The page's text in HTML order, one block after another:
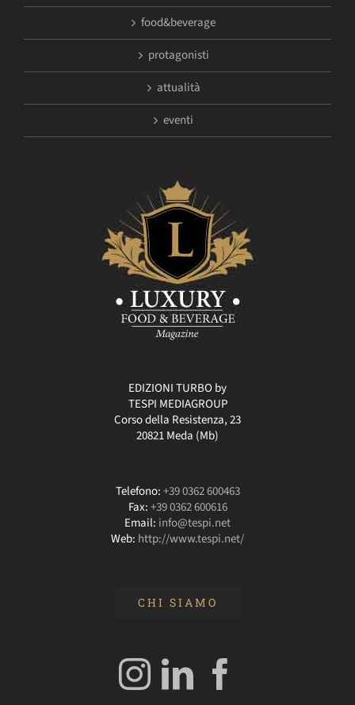
food&beverage
protagonisti
attualità
eventi
EDIZIONI TURBO by
TESPI MEDIAGROUP
Corso della Resistenza, 23
20821 Meda (Mb)
Telefono:+39 0362 600463
Fax:+39 0362 600616
Email: info@tespi.net
Web: http://www.tespi.net/
CHI SIAMO